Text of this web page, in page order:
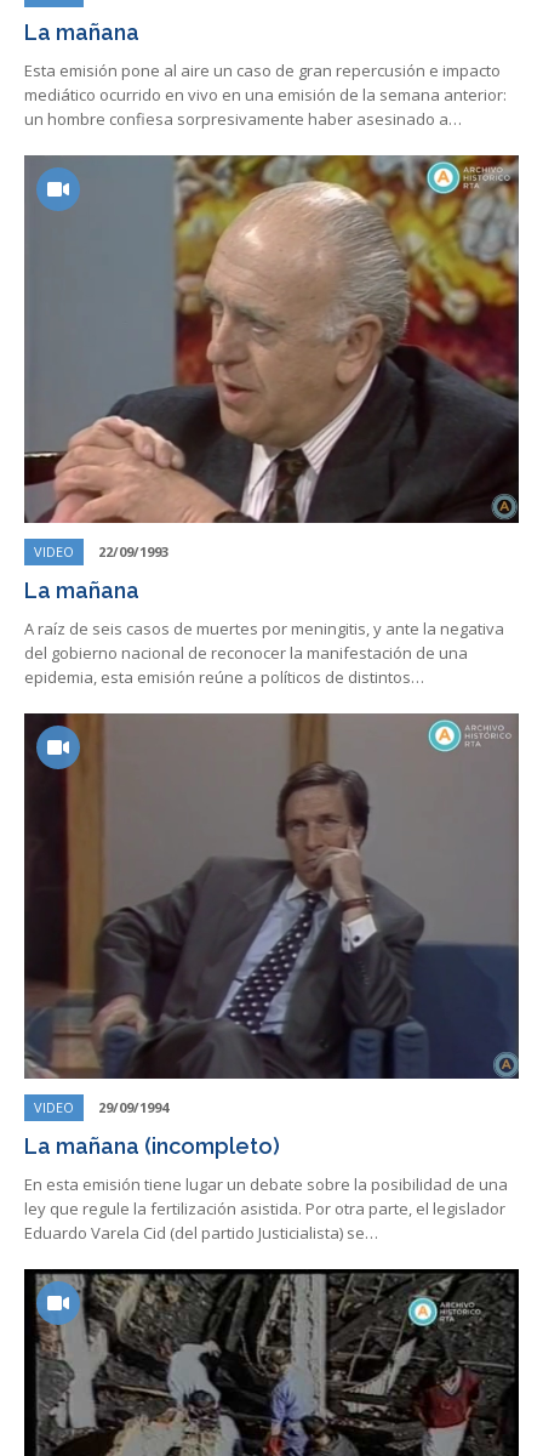
La mañana
Esta emisión pone al aire un caso de gran repercusión e impacto
mediático ocurrido en vivo en una emisión de la semana anterior:
un hombre confiesa sorpresivamente haber asesinado a…
VIDEO 22/09/1993
La mañana
A raíz de seis casos de muertes por meningitis, y ante la negativa
del gobierno nacional de reconocer la manifestación de una
epidemia, esta emisión reúne a políticos de distintos…
VIDEO 29/09/1994
La mañana (incompleto)
En esta emisión tiene lugar un debate sobre la posibilidad de una
ley que regule la fertilización asistida. Por otra parte, el legislador
Eduardo Varela Cid (del partido Justicialista) se…